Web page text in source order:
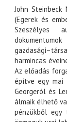
John
(Egerek és
Szeszélyes
harmincas
Az előadás
építve egy
Georgeról és
álmaik élhető
pénzükből egy